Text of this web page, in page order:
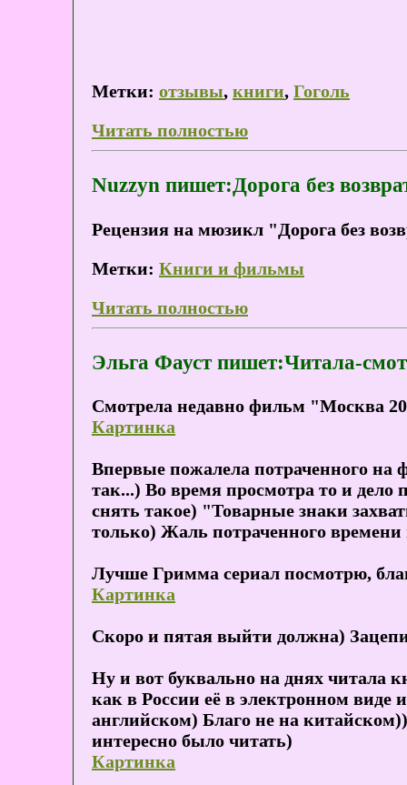
Метки: отзывы, книги, Гоголь
Читать полностью
Nuzzyn пишет:Дорога без
Рецензия на мюзикл "Дорога без
Метки: Книги и фильмы
Читать полностью
Эльга Фауст пишет:Читала-
Смотрела недавно фильм "Москва
Картинка
Впервые пожалела потраченного на
так...) Во время просмотра то и
снять такое) "Товарные знаки
только) Жаль потраченного времени
Лучше Гримма сериал посмотрю,
Картинка
Скоро и пятая выйти должна)
Ну и вот буквально на днях читала
как в России её в электронном виде
английском) Благо не на
интересно было читать)
Картинка